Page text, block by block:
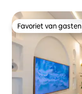
Favoriet van gasten
Favoriet van gasten